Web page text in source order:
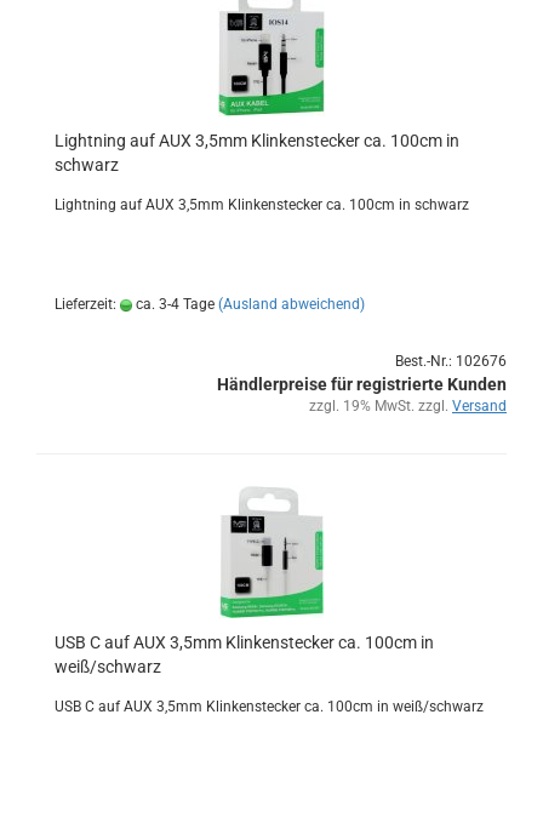
Light­ning auf AUX 3,5mm Klin­ken­ste­cker ca. 100cm in
schwarz
Light­ning auf AUX 3,5mm Klin­ken­ste­cker ca. 100cm in schwarz
Lieferzeit: ca. 3-4 Tage (Ausland abweichend)
Best.-Nr.: 102676
Händlerpreise für registrierte Kunden
zzgl. 19% MwSt. zzgl. Versand
USB C auf AUX 3,5mm Klin­ken­ste­cker ca. 100cm in
weiß/schwarz
USB C auf AUX 3,5mm Klin­ken­ste­cker ca. 100cm in weiß/schwarz